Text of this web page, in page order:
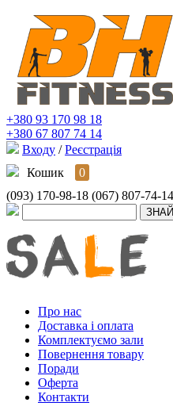
+380 93 170 98 18
+380 67 807 74 14
Входу / Реєстрація
Кошик
0
(093) 170-98-18 (067) 807-74-14
Про нас
Доставка і оплата
Комплектуємо зали
Повернення товару
Поради
Оферта
Контакти